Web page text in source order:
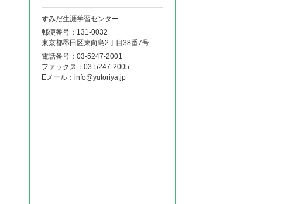
すみだ生涯学習センター
郵便番号：131‐0032
東京都墨田区東向島2丁目38番7号
電話番号： 03-5247-2001
ファックス： 03-5247-2005
Eメール： info@yutoriya.jp